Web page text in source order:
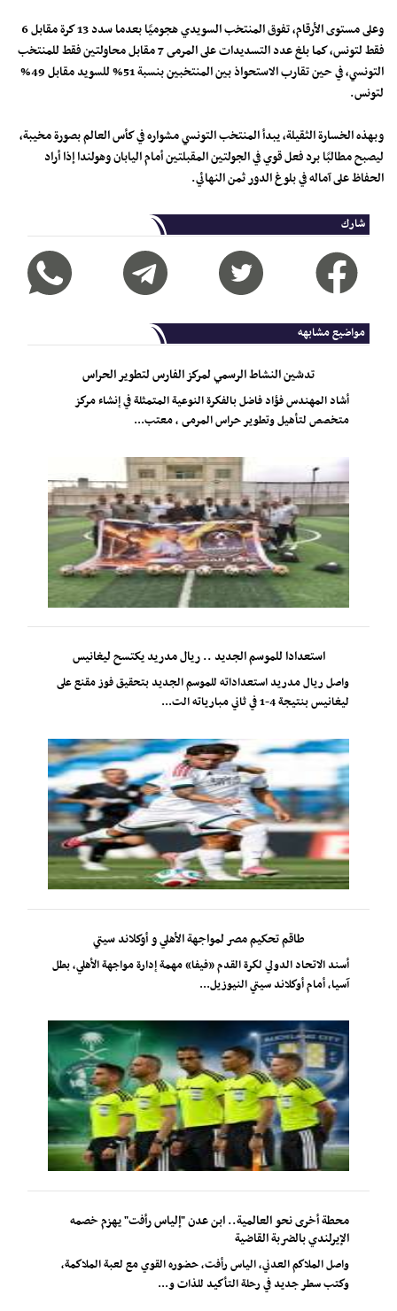
وعلى مستوى الأرقام، تفوق المنتخب السويدي هجوميًا بعدما سدد 13 كرة مقابل 6
فقط لتونس، كما بلغ عدد التسديدات على المرمى 7 مقابل محاولتين فقط للمنتخب
التونسي، في حين تقارب الاستحواذ بين المنتخبين بنسبة 51% للسويد مقابل 49%
لتونس.
وبهذه الخسارة الثقيلة، يبدأ المنتخب التونسي مشواره في كأس العالم بصورة مخيبة،
ليصبح مطالبًا برد فعل قوي في الجولتين المقبلتين أمام اليابان وهولندا إذا أراد
الحفاظ على آماله في بلوغ الدور ثمن النهائي.
شارك
مواضيع مشابهه
تدشين النشاط الرسمي لمركز الفارس لتطوير الحراس
أشاد المهندس فؤاد فاضل بالفكرة النوعية المتمثلة في إنشاء مركز
متخصص لتأهيل وتطوير حراس المرمى ، معتب...
استعدادا للموسم الجديد .. ريال مدريد يكتسح ليغانيس
واصل ريال مدريد استعداداته للموسم الجديد بتحقيق فوز مقنع على
ليغانيس بنتيجة 4-1 في ثاني مبارياته الت...
طاقم تحكيم مصر لمواجهة الأهلي و أوكلاند سيتي
أسند الاتحاد الدولي لكرة القدم «فيفا» مهمة إدارة مواجهة الأهلي، بطل
آسيا، أمام أوكلاند سيتي النيوزيل...
محطة أخرى نحو العالمية.. ابن عدن "إلياس رأفت" يهزم خصمه
الإيرلندي بالضربة القاضية
واصل الملاكم العدني، الياس رأفت، حضوره القوي مع لعبة الملاكمة،
وكتب سطر جديد في رحلة التأكيد للذات و...